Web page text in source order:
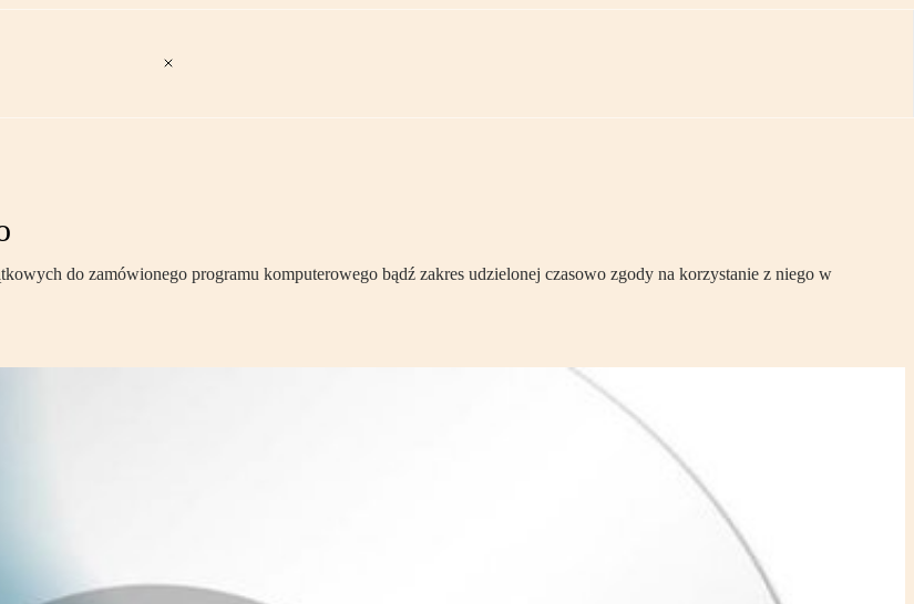
do zamówionego programu komputerowego bądź zakres udzielonej czasowo zgody na korzystanie z niego w